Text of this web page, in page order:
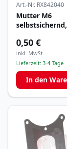
Art.-Nr. RX842040
Mutter M6
0,50 €
inkl. MwSt.
Lieferzeit: 3-4 Tage
In den